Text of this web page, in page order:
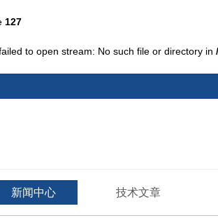
127
to open stream: No such file or directory in
新闻中心 技术文章